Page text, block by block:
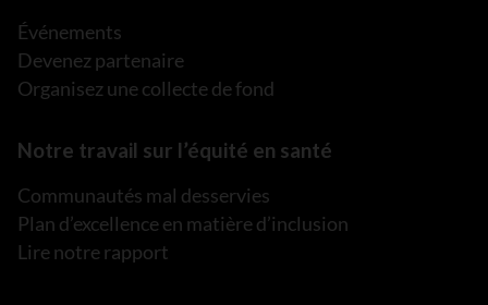
Événements
Devenez partenaire
Organisez une collecte de fond
Notre travail sur l’équité en santé
Communautés mal desservies
Plan d’excellence en matière d’inclusion
Lire notre rapport